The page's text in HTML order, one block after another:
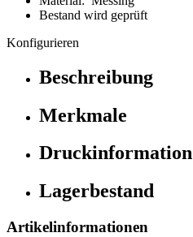
Bestand wird geprüft
Konfigurieren
Beschreibung
Merkmale
Druckinformation
Lagerbestand
Artikelinformationen